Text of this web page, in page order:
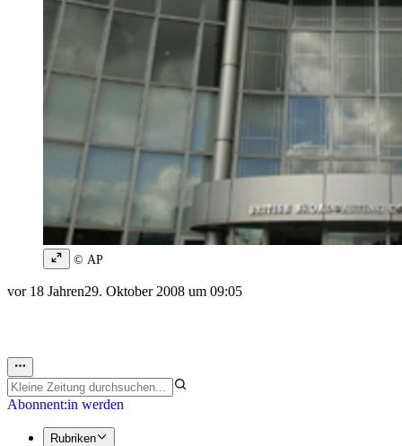
© AP
vor 18 Jahren29. Oktober 2008 um 09:05
Abonnent:in werden
Rubriken